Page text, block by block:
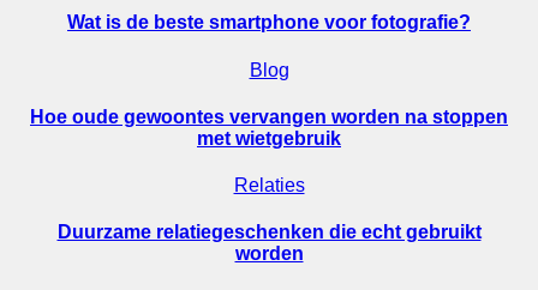
Wat is de beste smartphone voor fotografie?
Blog
Hoe oude gewoontes vervangen worden na stoppen
met wietgebruik
Relaties
Duurzame relatiegeschenken die echt gebruikt
worden